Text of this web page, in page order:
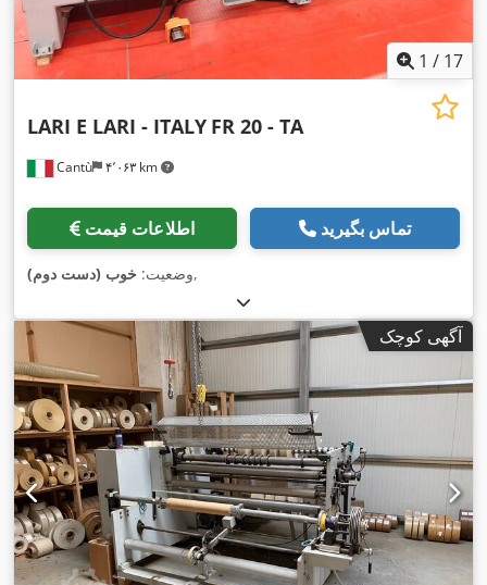
1 / 17
Cantù ۴٬۰۶۳ km
LARI E LARI - ITALY FR 20 - TA
اطلاعات قیمت تماس بگیرید
وضعیت: خوب (دست دوم) ,
آگهی کوچک